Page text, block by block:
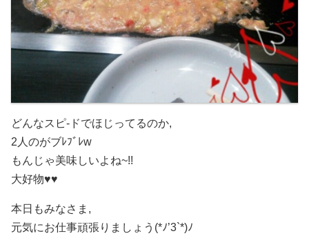
どんなスピ-ドでほじってるのか,
2人のがブﾚﾌﾞﾚw
もんじゃ美味しいよね~!!
大好物♥♥
本日もみなさま,
元気にお仕事頑張りましょう(*ﾉ’3`*)ﾉ